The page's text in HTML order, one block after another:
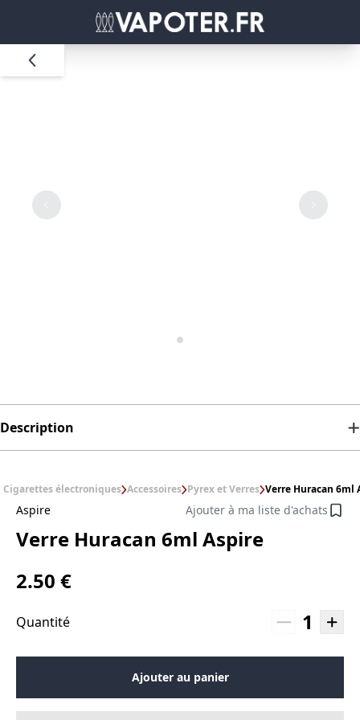
Description
Cigarettes électroniques Accessoires Pyrex et Verres Verre Huracan 6ml
Aspire Ajouter à ma liste d'achats
Verre Huracan 6ml Aspire
2.50 €
Quantité 1
Ajouter au panier